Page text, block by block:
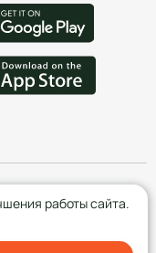
работы сайта.